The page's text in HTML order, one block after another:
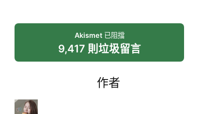
Akismet已阻擋
9,417 則垃圾留言
作者